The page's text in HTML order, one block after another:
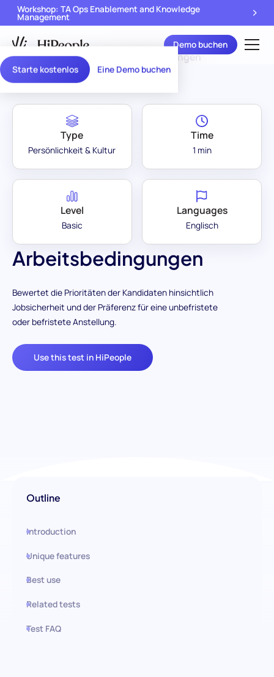
Starte kostenlos Eine Demo buchen
Workshop: TA Ops Enablement and Knowledge
Management
Demo buchen
Assessment Library Arbeitsbedingungen
Arbeitsbedingungen
Bewertet die Prioritäten der Kandidaten hinsichtlich
Jobsicherheit und der Präferenz für eine unbefristete
oder befristete Anstellung.
Use this test in HiPeople
Type
Persönlichkeit & Kultur
Time
1 min
Level
Basic
Languages
Englisch
Outline
Introduction
Unique features
Best use
Related tests
Test FAQ